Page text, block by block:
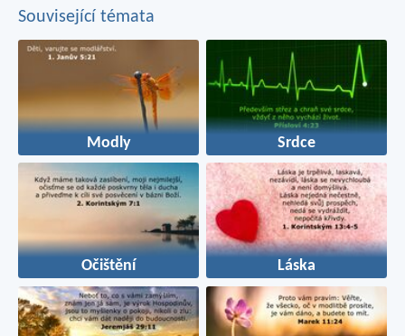
Související témata
Modly Srdce
Očištění Láska